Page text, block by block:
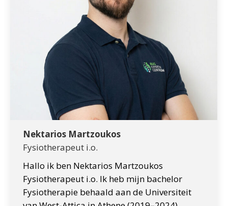
Nektarios Martzoukos
Fysiotherapeut i.o.
Hallo ik ben Nektarios Martzoukos
Fysiotherapeut i.o. Ik heb mijn bachelor
Fysiotherapie behaald aan de Universiteit